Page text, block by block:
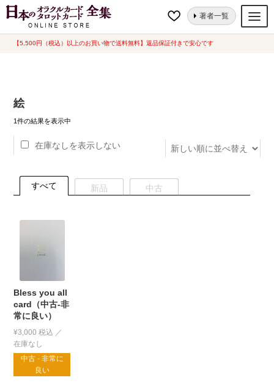
【5,500円（税込）以上のお買い物で送料無料】返品保証付きで安心です
ナ
コ
著者一覧
オラクルカード
トランプ
セット
希少品
書籍
ホーム “絵”にタグ付けされた商品
絵
1件の結果を表示中
在庫なしを表示しない
すべて 新品 中古
Bless you all
card（中古-非
常に良い）
¥3,000 税込
中古 - 非常に
良い